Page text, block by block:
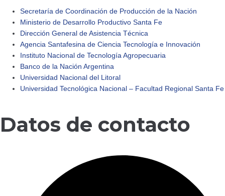
Secretaría de Coordinación de Producción de la Nación
Ministerio de Desarrollo Productivo Santa Fe
Dirección General de Asistencia Técnica
Agencia Santafesina de Ciencia Tecnología e Innovación
Instituto Nacional de Tecnología Agropecuaria
Banco de la Nación Argentina
Universidad Nacional del Litoral
Universidad Tecnológica Nacional – Facultad Regional Santa Fe
Datos de contacto